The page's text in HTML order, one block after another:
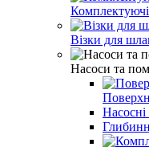
Візки для
Насоси та
Насосні